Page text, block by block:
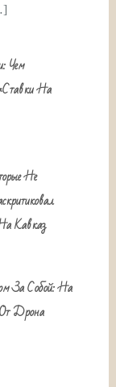
Чем
На
Не
Кавказ
За Собой: На
Дрона